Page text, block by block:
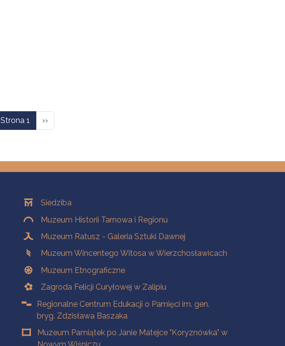
Strona 1 Następna strona
››
OddziałySiedziba
Muzeum Historii Tarnowa i Regionu
Muzeum Ratusz - Galeria Sztuki Dawnej
Muzeum Wincentego Witosa w Wierzchosławicach
Muzeum Etnograficzne
Zagroda Felicji Curyłowej w Zalipiu
Regionalne Centrum Edukacji o Pamięci im. gen.
bryg. Zdzisława Baszaka
Muzeum Pamiątek po Janie Matejce "Koryznówka" w